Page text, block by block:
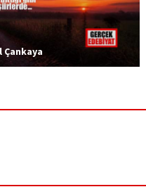
Çankaya